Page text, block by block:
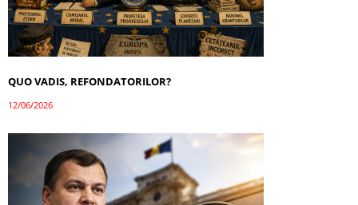
QUO VADIS, REFONDATORILOR?
12/06/2026